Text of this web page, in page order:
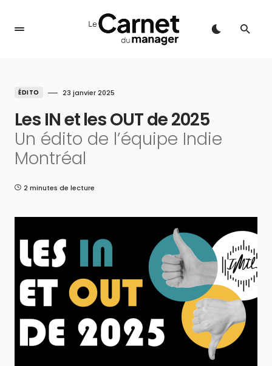
ÉDITO 23 janvier 2025
Les IN et les OUT de 2025
Un édito de l’équipe Indie
Montréal
2 minutes de lecture